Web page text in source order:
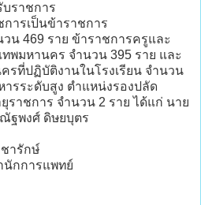
บราชการ
ารเป็นข้าราชการ
น 469 ราย ข้าราชการครูและ
พมหานคร จำนวน 395 ราย และ
รที่ปฏิบัติงานในโรงเรียน จำนวน
รระดับสูง ตำแหน่งรองปลัด
ราชการ จำนวน 2 ราย ได้แก่ นาย
ฐพงศ์ ดิษยบุตร
ชารักษ์
นักการแพทย์